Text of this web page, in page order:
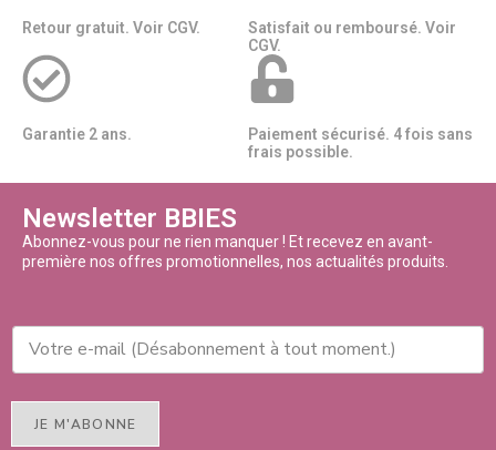
Retour gratuit. Voir CGV.
Satisfait ou remboursé. Voir
CGV.
Garantie 2 ans.
Paiement sécurisé. 4 fois sans
frais possible.
Newsletter BBIES
Abonnez-vous pour ne rien manquer ! Et recevez en avant-
première nos offres promotionnelles, nos actualités produits.
JE M'ABONNE